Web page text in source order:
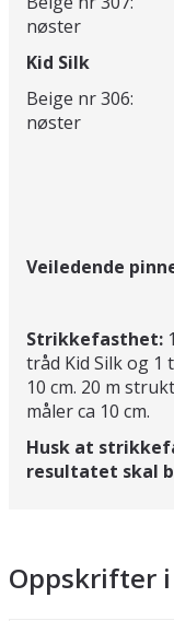
nøster
Kid Silk
Beige nr
nøster
Veiledende
Strikkefasthet:
tråd Kid Silk og 1
10 cm. 20 m
måler ca 10 cm.
Husk at
resultatet skal
Oppskrifter